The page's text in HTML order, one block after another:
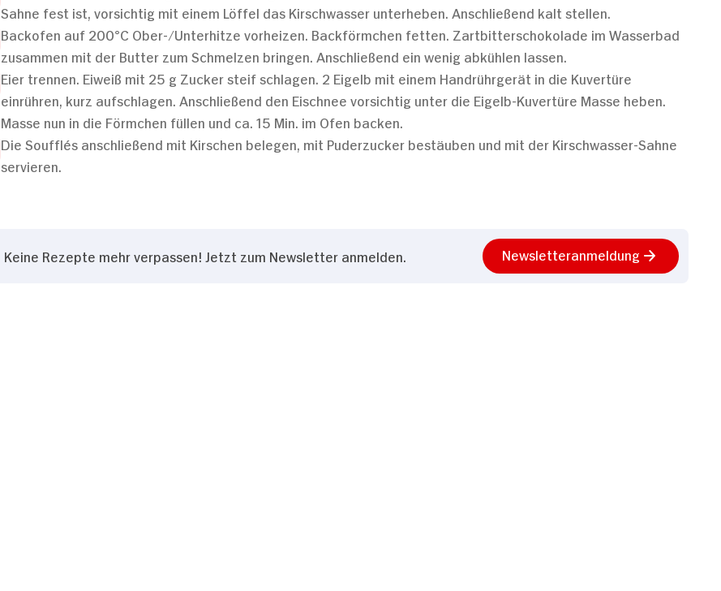
Sahne fest ist, vorsichtig mit einem Löffel das Kirschwasser unterheben. Anschließend kalt stellen.
Backofen auf 200°C Ober-/Unterhitze vorheizen. Backförmchen fetten. Zartbitterschokolade im Wasserbad
zusammen mit der Butter zum Schmelzen bringen. Anschließend ein wenig abkühlen lassen.
Eier trennen. Eiweiß mit 25 g Zucker steif schlagen. 2 Eigelb mit einem Handrührgerät in die Kuvertüre
einrühren, kurz aufschlagen. Anschließend den Eischnee vorsichtig unter die Eigelb-Kuvertüre Masse heben.
Masse nun in die Förmchen füllen und ca. 15 Min. im Ofen backen.
Die Soufflés anschließend mit Kirschen belegen, mit Puderzucker bestäuben und mit der Kirschwasser-Sahne
servieren.
Keine Rezepte mehr verpassen! Jetzt zum Newsletter anmelden. Newsletteranmeldung